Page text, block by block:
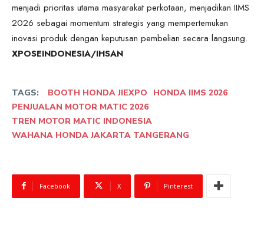
menjadi prioritas utama masyarakat perkotaan, menjadikan IIMS
2026 sebagai momentum strategis yang mempertemukan
inovasi produk dengan keputusan pembelian secara langsung.
XPOSEINDONESIA/IHSAN
TAGS: BOOTH HONDA JIEXPO
HONDA IIMS 2026
PENJUALAN MOTOR MATIC 2026
TREN MOTOR MATIC INDONESIA
WAHANA HONDA JAKARTA TANGERANG
Facebook X Pinterest